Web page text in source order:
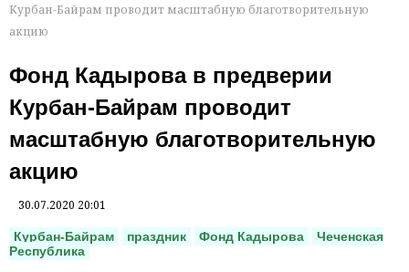
Курбан-Байрам проводит масштабную благотворительную
акцию
Фонд Кадырова в предверии
Курбан-Байрам проводит
масштабную благотворительную
акцию
30.07.2020 20:01
Курбан-Байрам праздник Фонд Кадырова
Чеченская
Республика